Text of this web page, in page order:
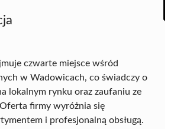
czwarte miejsce wśród
w Wadowicach, co świadczy o
lokalnym rynku oraz zaufaniu ze
firmy wyróżnia się
i profesjonalną obsługą.